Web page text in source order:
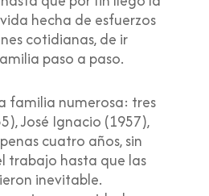
hecha de esfuerzos
cotidianas, de ir
paso a paso.
familia numerosa: tres
José Ignacio (1957),
cuatro años, sin
trabajo hasta que las
inevitable.